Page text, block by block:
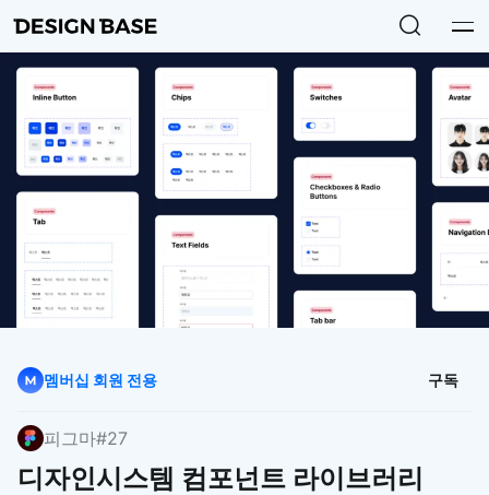
멤버십 회원 전용 구독
피그마#27
디자인시스템 컴포넌트 라이브러리